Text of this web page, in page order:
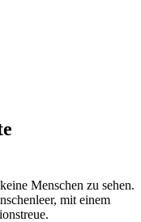
Menschen zu sehen.
mit einem